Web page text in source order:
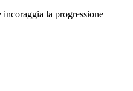
la progressione